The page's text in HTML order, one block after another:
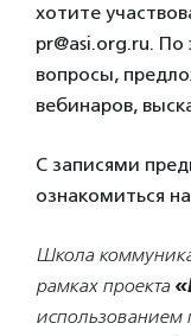
хотите
pr@asi.org.ru.
вопросы,
вебинаров,
С записями
ознакомиться
Школа
рамках проекта
использованием